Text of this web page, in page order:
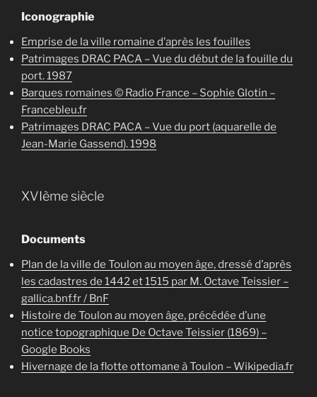
Iconographie
Emprise de la ville romaine d’après les fouilles
Patrimages DRAC PACA – Vue du début de la fouille du
port. 1987
Barques romaines © Radio France – Sophie Glotin –
Francebleu.fr
Patrimages DRAC PACA – Vue du port (aquarelle de
Jean-Marie Gassend). 1998
XVIème siècle
Documents
Plan de la ville de Toulon au moyen âge, dressé d’après
les cadastres de 1442 et 1515 par M. Octave Teissier –
gallica.bnf.fr / BnF
Histoire de Toulon au moyen âge, précédée d’une
notice topographique De Octave Teissier (1869) –
Google Books
Hivernage de la flotte ottomane à Toulon – Wikipedia.fr